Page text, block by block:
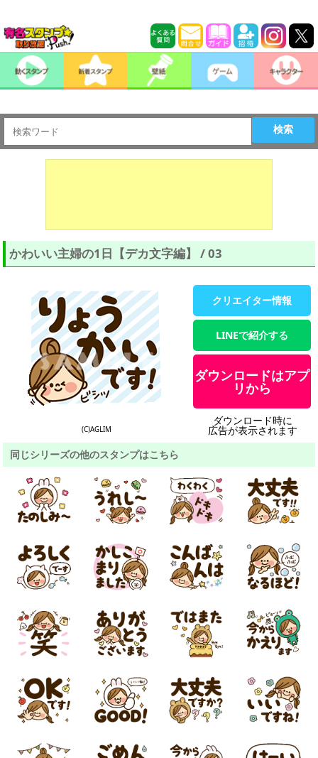
検索
かわいい主婦の1日【デカ文字編】 / 03
(C)AGLIM
クリエイター情報
LINEで紹介する
ダウンロードはアプ
リから
ダウンロード時に
広告が表示されます
同じシリーズの他のスタンプはこちら